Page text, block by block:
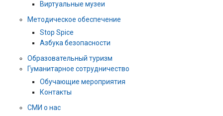
Виртуальные музеи
Методическое обеспечение
Stop Spice
Азбука безопасности
Образовательный туризм
Гуманитарное сотрудничество
Обучающие мероприятия
Контакты
СМИ о нас